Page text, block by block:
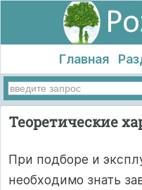
Главная
Теоретические
При подборе и
необходимо знать